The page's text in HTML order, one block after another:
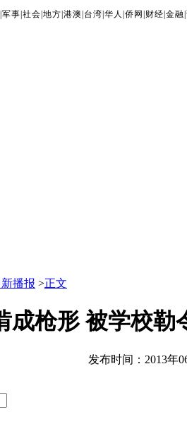
|军事 |社会 |地方 |港澳 台湾 |华人 |侨网 财经 |金融 |
播报 >正文
成枪形 被学校勒
发布时间：2013年